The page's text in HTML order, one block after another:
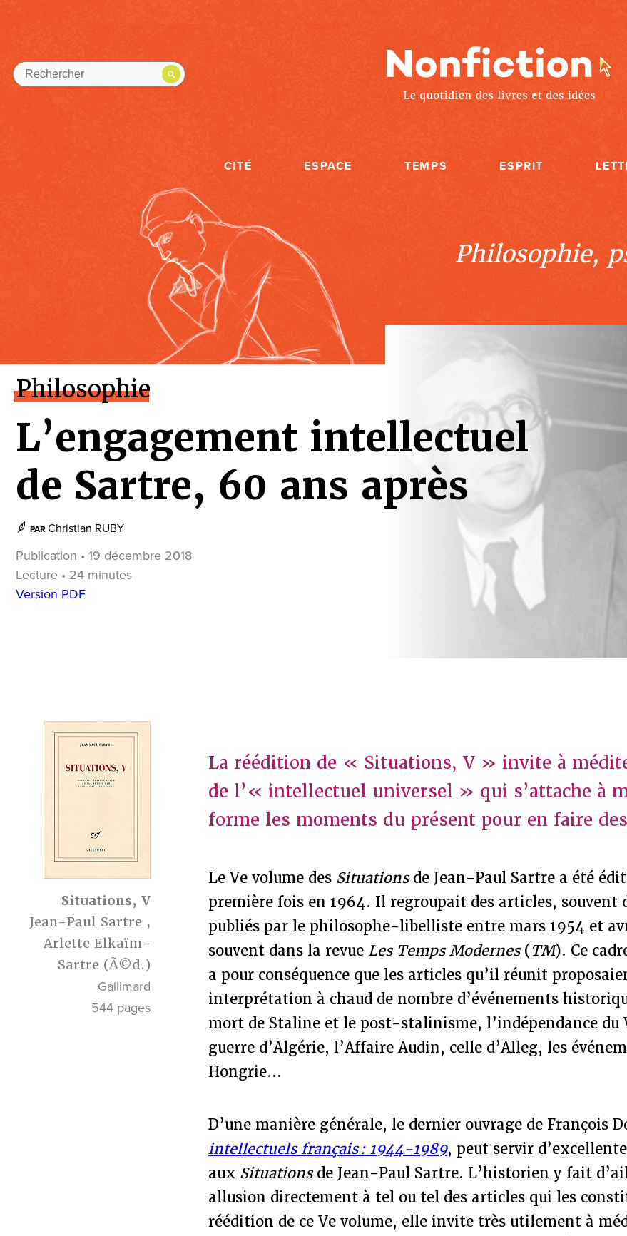
CITÉ ESPACE TEMPS ESPRIT
Philosophie,
Philosophie
L’engagement intellectuel
de Sartre, 60 ans après
PAR Christian RUBY
Publication • 19 décembre 2018
Lecture • 24 minutes
Version PDF
Situations, V
Jean-Paul Sartre ,
Arlette Elkaïm-
Sartre (Ã©d.)
Gallimard
544 pages
La réédition de « Situations, V » invite à
de l’« intellectuel universel » qui s’attache à
forme les moments du présent pour en faire
Le Ve volume des Situationsde Jean-Paul Sartre a été
première fois en 1964. Il regroupait des articles, souvent
publiés par le philosophe-libelliste entre mars 1954 et
souvent dans la revue Les Temps Modernes(TM). Ce
a pour conséquence que les articles qu’il réunit
interprétation à chaud de nombre d’événements
mort de Staline et le post-stalinisme, l’indépendance du
guerre d’Algérie, l’Affaire Audin, celle d’Alleg, les
Hongrie…
D’une manière générale, le dernier ouvrage de François
intellectuels français : 1944-1989, peut servir
aux Situationsde Jean-Paul Sartre. L’historien y fait
allusion directement à tel ou tel des articles qui les
réédition de ce Ve volume, elle invite très utilement à